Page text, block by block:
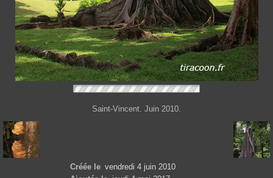
Saint-Vincent. Juin 2010.
Créée le vendredi 4 juin 2010